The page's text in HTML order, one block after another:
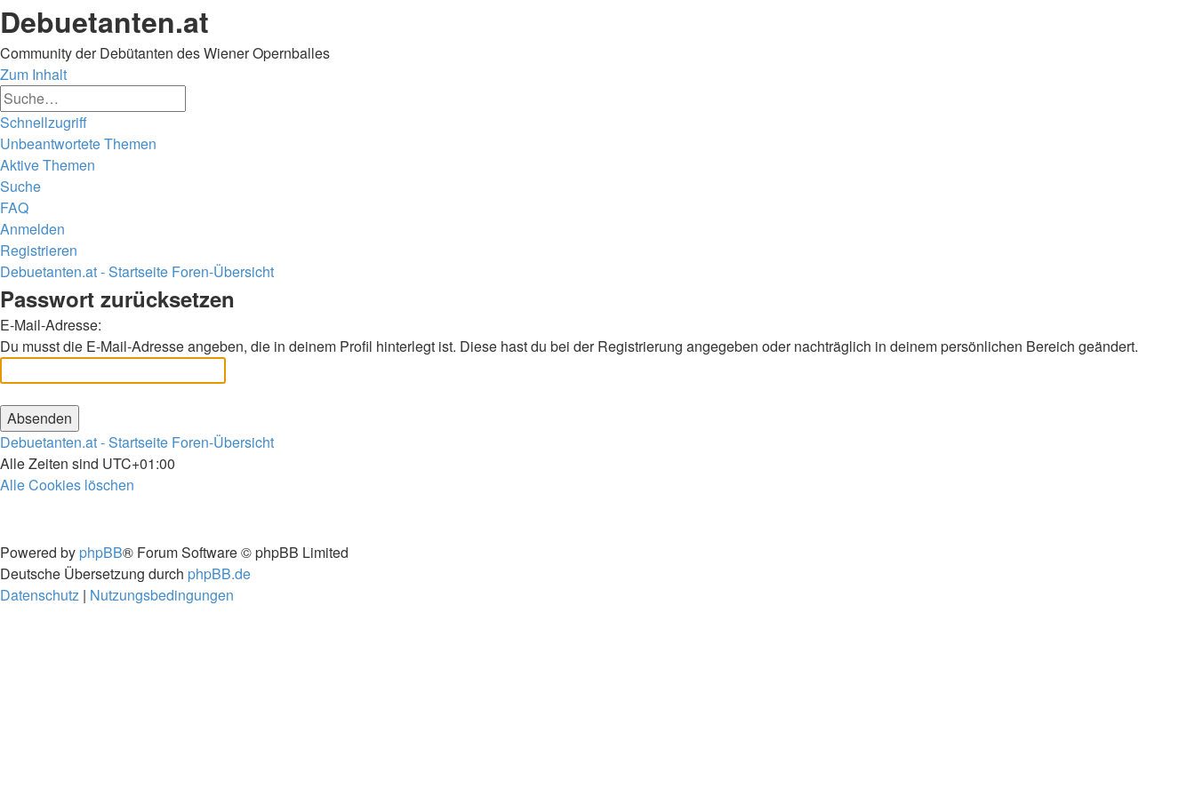
Debuetanten.at
Community der Debütanten des Wiener Opernballes
Zum Inhalt
Schnellzugriff
Unbeantwortete Themen
Aktive Themen
Suche
FAQ
Anmelden
Registrieren
Debuetanten.at - Startseite Foren-Übersicht
Suche
Passwort zurücksetzen
E-Mail-Adresse:
Du musst die E-Mail-Adresse angeben, die in deinem Profil hinterlegt ist. Diese hast du bei der Registrierung angegeben oder nachträglich in deinem persönlichen Bereich geändert.
Debuetanten.at - Startseite Foren-Übersicht
Alle Zeiten sind UTC+01:00
Alle Cookies löschen
Powered by phpBB® Forum Software © phpBB Limited
Deutsche Übersetzung durch phpBB.de
Datenschutz | Nutzungsbedingungen